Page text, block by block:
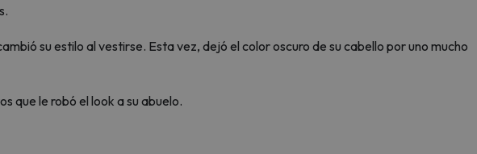
su estilo al vestirse. Esta vez, dejó el color oscuro de su cabello por uno mucho
que le robó el look a su abuelo.